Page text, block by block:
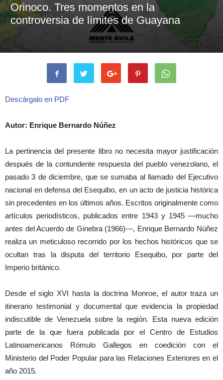
Orinoco. Tres momentos en la
controversia de límites de Guayana
Descárgalo en PDF
Autor: Enrique Bernardo Núñez
La pertinencia del presente libro no necesita mayor justificación
después de la contundente respuesta del pueblo venezolano, el
pasado 3 de diciembre, que se sumaba al llamado del Ejecutivo
nacional en defensa del Esequibo, en un acto de justicia histórica
sin precedentes en los últimos años. Escritos originalmente como
artículos periodísticos, publicados entre 1943 y 1945 —mucho
antes del Acuerdo de Ginebra (1966)—, Enrique Bernardo Núñez
realiza un meticuloso recorrido por los hechos históricos que se
ocultan tras la disputa del territorio Esequibo, por parte del
Imperio británico.
Desde el siglo XVI hasta la doctrina Monroe, el autor traza un
itinerario testimonial y documental que evidencia la propiedad
indiscutible de Venezuela sobre la región. Esta nueva edición
parte de la que fuera publicada por el Centro de Estudios
Latinoamericanos Rómulo Gallegos en coedición con el
Ministerio del Poder Popular para las Relaciones Exteriores en el
año 2015.